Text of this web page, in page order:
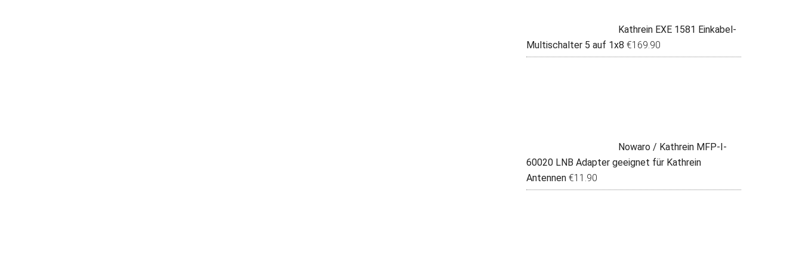
Kathrein EXE 1581 Einkabel-
Multischalter 5 auf 1x8 €169.90
Nowaro / Kathrein MFP-I-
60020 LNB Adapter geeignet für Kathrein
Antennen €11.90